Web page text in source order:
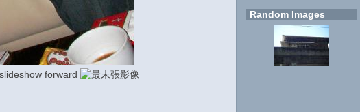
Random Images